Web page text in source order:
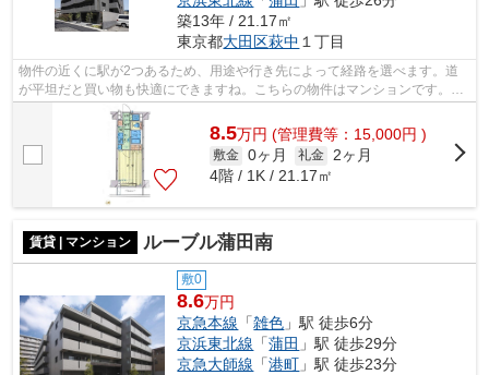
築13年 / 21.17㎡
東京都大田区萩中 １丁目
物件の近くに駅が2つあるため、用途や行き先によって経路を選べます。道
が平坦だと買い物も快適にできますね。こちらの物件はマンションです。共
用部には敷地内ごみ置き場・エレベータ...
8.5万円 (管理費等：15,000円 )
敷金 0ヶ月 礼金 2ヶ月
4階 / 1K / 21.17㎡
賃貸 | マンション ルーブル蒲田南
敷0
8.6万円
京急本線 「雑色 」駅 徒歩6分
京浜東北線 「蒲田 」駅 徒歩29分
京急大師線 「港町 」駅 徒歩23分